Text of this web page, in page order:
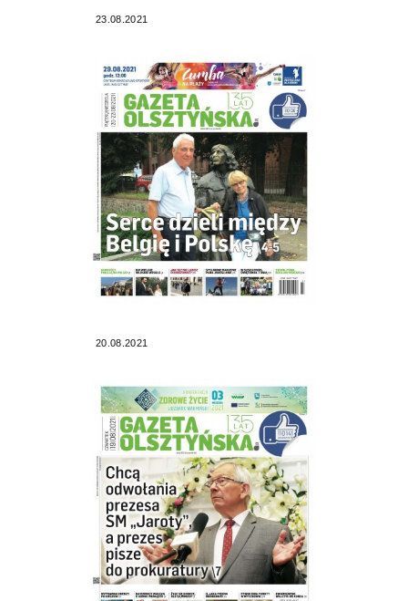
23.08.2021
20.08.2021